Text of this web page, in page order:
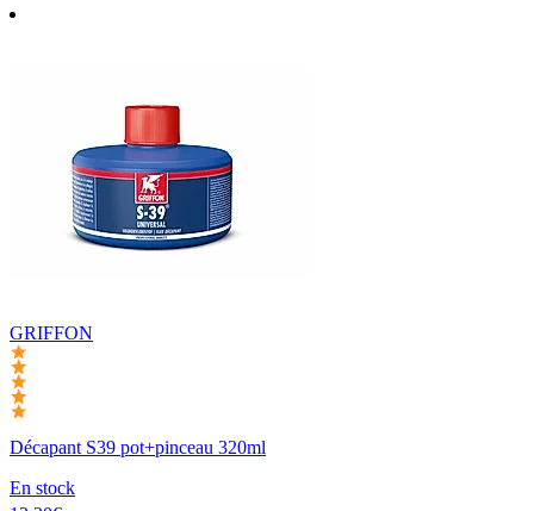
GRIFFON
Décapant S39 pot+pinceau 320ml
En stock